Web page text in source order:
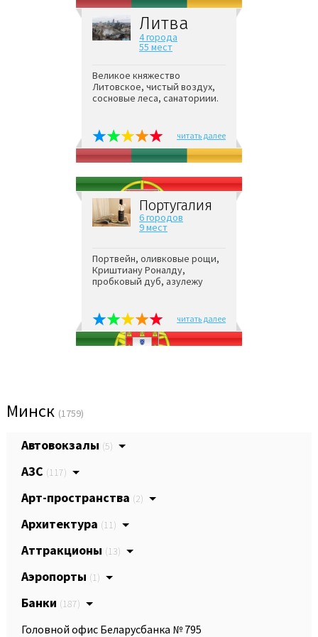
Литва
4 города
55 мест
Великое княжество
Литовское, чистый воздух,
сосновые леса, санаториии.
читать далее
Португалия
6 городов
9 мест
Портвейн, оливковые рощи,
Криштиану Роналду,
пробковый дуб, азулежу
читать далее
Минск (1759)
Автовокзалы (5)
АЗС (117)
Арт-пространства (2)
Архитектура (11)
Аттракционы (13)
Аэропорты (1)
Банки (187)
Головной офис Беларусбанка № 795